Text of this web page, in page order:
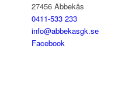
27456 Abbekås
0411-533 233
info@abbekasgk.se
Facebook